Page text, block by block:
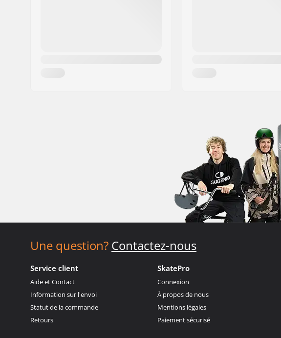
Une question? Contactez-nous
Service client
Aide et Contact
Information sur l'envoi
Statut de la commande
Retours
SkatePro
Connexion
À propos de nous
Mentions légales
Paiement sécurisé